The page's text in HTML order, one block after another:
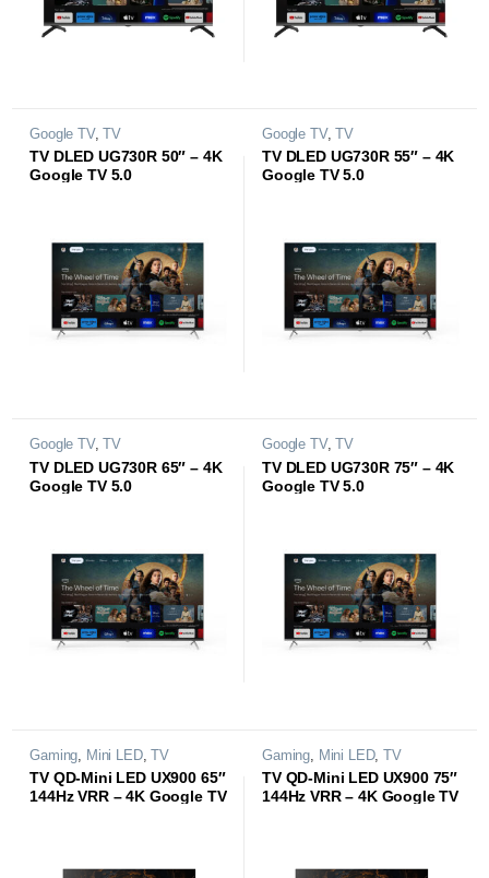
Google TV,TV
TV DLED UG730R 50″ – 4K
Google TV 5.0
Google TV,TV
TV DLED UG730R 55″ – 4K
Google TV 5.0
Google TV,TV
TV DLED UG730R 65″ – 4K
Google TV 5.0
Google TV,TV
TV DLED UG730R 75″ – 4K
Google TV 5.0
Gaming Mini LED,TV
TV QD-Mini LED UX900 65″
144Hz VRR – 4K Google TV
Gaming Mini LED,TV
TV QD-Mini LED UX900 75″
144Hz VRR – 4K Google TV